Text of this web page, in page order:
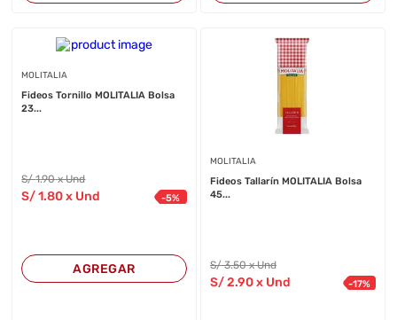
MOLITALIA
Fideos Tornillo MOLITALIA Bolsa
23...
S/1.90 x Und
S/1.80 x Und -5%
AGREGAR
MOLITALIA
Fideos Tallarín MOLITALIA Bolsa
45...
S/3.50 x Und
S/2.90x Und -17%